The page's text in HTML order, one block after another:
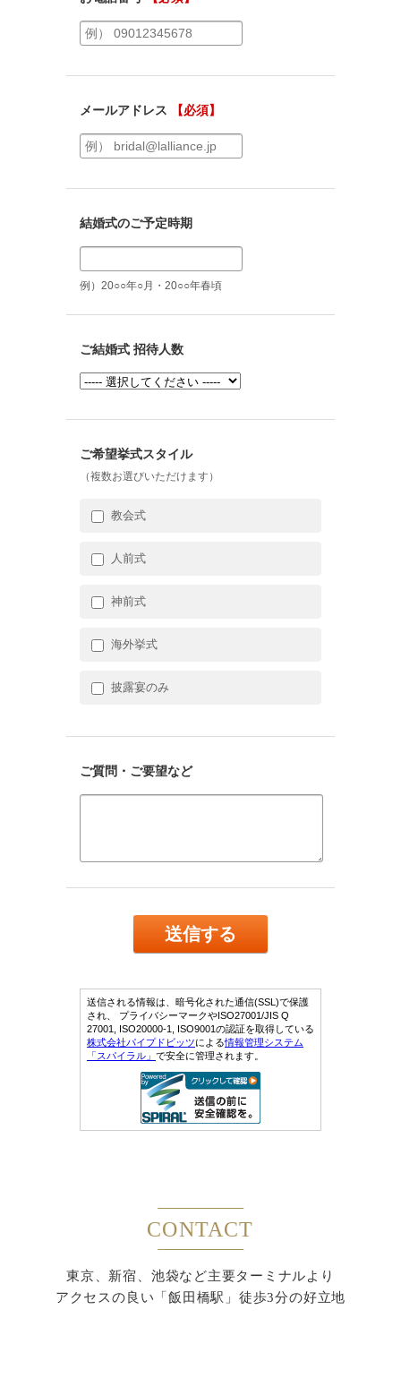
CONTACT
東京、新宿、池袋など主要ターミナルより
アクセスの良い「飯田橋駅」徒歩3分の好立地